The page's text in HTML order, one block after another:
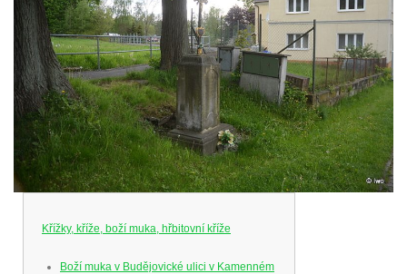
Křížky, kříže, boží muka, hřbitovní kříže
Boží muka v Budějovické ulici v Kamenném